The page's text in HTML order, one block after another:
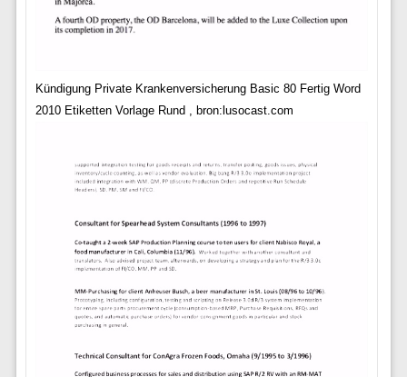
Kündigung Private Krankenversicherung Basic 80 Fertig Word
2010 Etiketten Vorlage Rund , bron:lusocast.com